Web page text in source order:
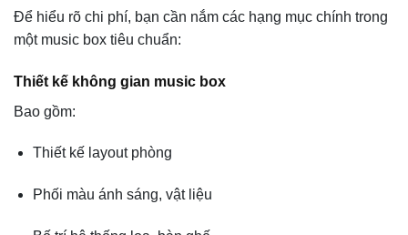
Để hiểu rõ chi phí, bạn cần nắm các hạng mục chính trong
một music box tiêu chuẩn:
Thiết kế không gian music box
Bao gồm:
Thiết kế layout phòng
Phối màu ánh sáng, vật liệu